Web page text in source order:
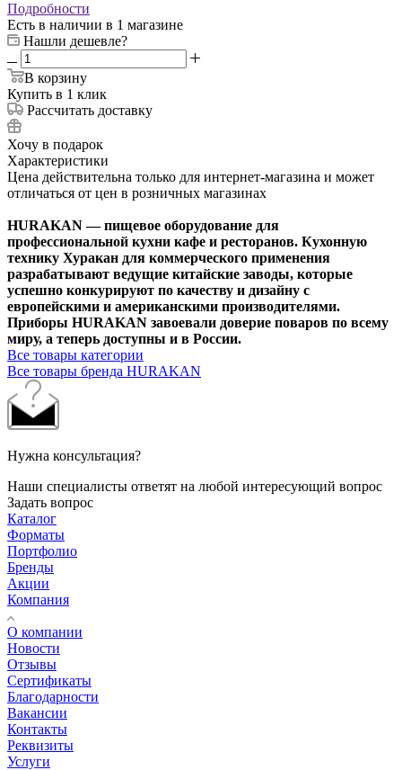
Подробности
Есть в наличии в 1 магазине
Нашли дешевле?
В корзину
Купить в 1 клик
Рассчитать доставку
Хочу в подарок
Характеристики
Цена действительна только для интернет-магазина и может
отличаться от цен в розничных магазинах
HURAKAN — пищевое оборудование для
профессиональной кухни кафе и ресторанов. Кухонную
технику Хуракан для коммерческого применения
разрабатывают ведущие китайские заводы, которые
успешно конкурируют по качеству и дизайну с
европейскими и американскими производителями.
Приборы HURAKAN завоевали доверие поваров по всему
миру, а теперь доступны и в России.
Все товары категории
Все товары бренда HURAKAN
Нужна консультация?
Наши специалисты ответят на любой интересующий вопрос
Задать вопрос
Каталог
Форматы
Портфолио
Бренды
Акции
Компания
О компании
Новости
Отзывы
Сертификаты
Благодарности
Вакансии
Контакты
Реквизиты
Услуги